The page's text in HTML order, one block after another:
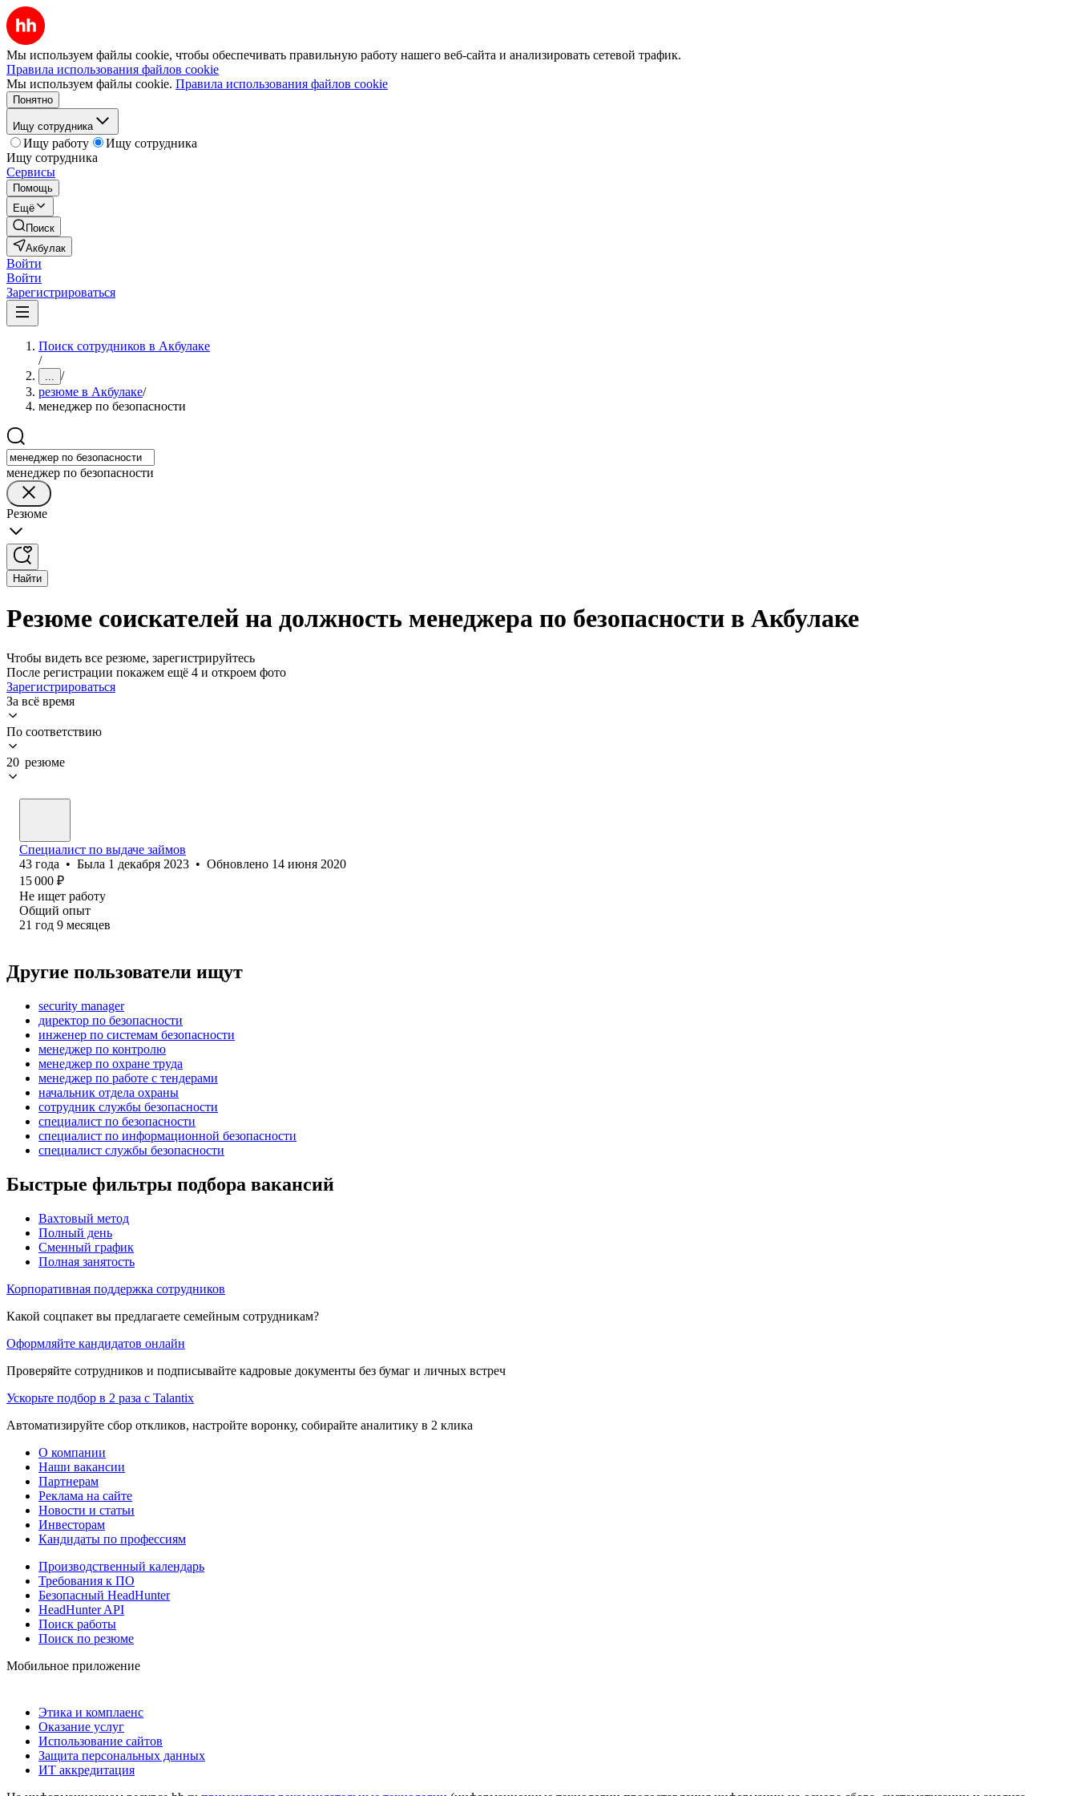
Мы используем файлы cookie, чтобы обеспечивать правильную работу нашего веб-сайта и анализировать сетевой трафик.
Правила использования файлов cookie
Мы используем файлы cookie. Правила использования файлов cookie
Понятно
Ищу сотрудника
Ищу работу
Ищу сотрудника
Ищу сотрудника
Сервисы
Помощь
Ещё
Поиск
Акбулак
Войти
Войти
Зарегистрироваться
Поиск сотрудников в Акбулаке
/
... /
резюме в Акбулаке/
менеджер по безопасности
менеджер по безопасности
Резюме
Найти
Резюме соискателей на должность менеджера по безопасности в Акбулаке
Чтобы видеть все резюме, зарегистрируйтесь
После регистрации покажем ещё 4 и откроем фото
Зарегистрироваться
За всё время
По соответствию
20 резюме
Специалист по выдаче займов
43 года • Была 1 декабря 2023 • Обновлено 14 июня 2020
15 000 ₽
Не ищет работу
Общий опыт
21 год 9 месяцев
Другие пользователи ищут
security manager
директор по безопасности
инженер по системам безопасности
менеджер по контролю
менеджер по охране труда
менеджер по работе с тендерами
начальник отдела охраны
сотрудник службы безопасности
специалист по безопасности
специалист по информационной безопасности
специалист службы безопасности
Быстрые фильтры подбора вакансий
Вахтовый метод
Полный день
Сменный график
Полная занятость
Корпоративная поддержка сотрудников
Какой соцпакет вы предлагаете семейным сотрудникам?
Оформляйте кандидатов онлайн
Проверяйте сотрудников и подписывайте кадровые документы без бумаг и личных встреч
Ускорьте подбор в 2 раза с Talantix
Автоматизируйте сбор откликов, настройте воронку, собирайте аналитику в 2 клика
О компании
Наши вакансии
Партнерам
Реклама на сайте
Новости и статьи
Инвесторам
Кандидаты по профессиям
Производственный календарь
Требования к ПО
Безопасный HeadHunter
HeadHunter API
Поиск работы
Поиск по резюме
Мобильное приложение
Этика и комплаенс
Оказание услуг
Использование сайтов
Защита персональных данных
ИТ аккредитация